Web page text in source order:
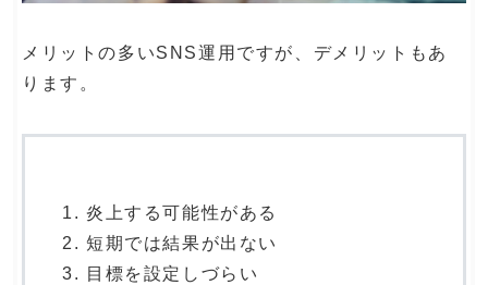
メリットの多いSNS運用ですが、デメリットもあ
ります。
炎上する可能性がある
短期では結果が出ない
目標を設定しづらい